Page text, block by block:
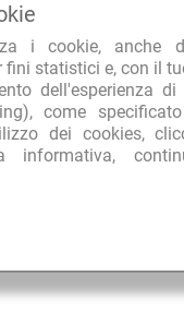
i cookie, anche
statistici e, con il
dell'esperienza di
come
dei cookies,
informativa,
TOP E-
Repubblica
naturali per il corpo